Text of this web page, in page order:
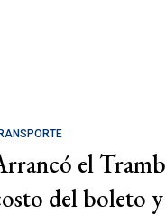
el
del boleto